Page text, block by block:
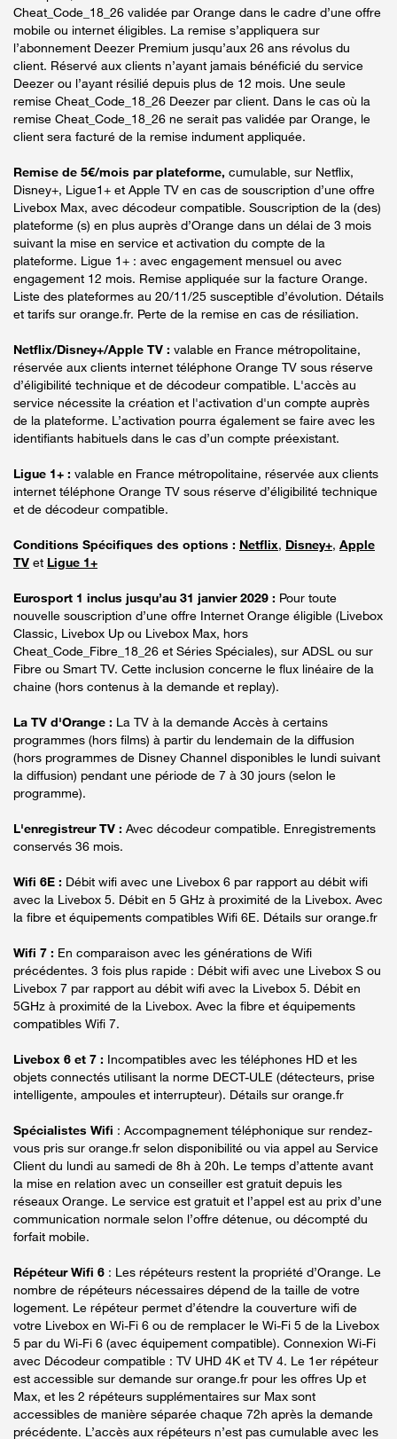
Cheat_Code_18_26 validée par Orange dans le cadre d’une offre
mobile ou internet éligibles. La remise s’appliquera sur
l’abonnement Deezer Premium jusqu’aux 26 ans révolus du
client. Réservé aux clients n’ayant jamais bénéficié du service
Deezer ou l’ayant résilié depuis plus de 12 mois. Une seule
remise Cheat_Code_18_26 Deezer par client. Dans le cas où la
remise Cheat_Code_18_26 ne serait pas validée par Orange, le
client sera facturé de la remise indument appliquée.
Remise de 5€/mois par plateforme, cumulable, sur Netflix,
Disney+, Ligue1+ et Apple TV en cas de souscription d’une offre
Livebox Max, avec décodeur compatible. Souscription de la (des)
plateforme (s) en plus auprès d’Orange dans un délai de 3 mois
suivant la mise en service et activation du compte de la
plateforme. Ligue 1+ : avec engagement mensuel ou avec
engagement 12 mois. Remise appliquée sur la facture Orange.
Liste des plateformes au 20/11/25 susceptible d’évolution. Détails
et tarifs sur orange.fr. Perte de la remise en cas de résiliation.
Netflix/Disney+/Apple TV : valable en France métropolitaine,
réservée aux clients internet téléphone Orange TV sous réserve
d’éligibilité technique et de décodeur compatible. L'accès au
service nécessite la création et l'activation d'un compte auprès
de la plateforme. L’activation pourra également se faire avec les
identifiants habituels dans le cas d’un compte préexistant.
Ligue 1+ : valable en France métropolitaine, réservée aux clients
internet téléphone Orange TV sous réserve d’éligibilité technique
et de décodeur compatible.
Conditions Spécifiques des options : Netflix, Disney+, Apple
TV et Ligue 1+
Eurosport 1 inclus jusqu’au 31 janvier 2029 : Pour toute
nouvelle souscription d’une offre Internet Orange éligible (Livebox
Classic, Livebox Up ou Livebox Max, hors
Cheat_Code_Fibre_18_26 et Séries Spéciales), sur ADSL ou sur
Fibre ou Smart TV. Cette inclusion concerne le flux linéaire de la
chaine (hors contenus à la demande et replay).
La TV d'Orange : La TV à la demande Accès à certains
programmes (hors films) à partir du lendemain de la diffusion
(hors programmes de Disney Channel disponibles le lundi suivant
la diffusion) pendant une période de 7 à 30 jours (selon le
programme).
L'enregistreur TV : Avec décodeur compatible. Enregistrements
conservés 36 mois.
Wifi 6E : Débit wifi avec une Livebox 6 par rapport au débit wifi
avec la Livebox 5. Débit en 5 GHz à proximité de la Livebox. Avec
la fibre et équipements compatibles Wifi 6E. Détails sur orange.fr
Wifi 7 : En comparaison avec les générations de Wifi
précédentes. 3 fois plus rapide : Débit wifi avec une Livebox S ou
Livebox 7 par rapport au débit wifi avec la Livebox 5. Débit en
5GHz à proximité de la Livebox. Avec la fibre et équipements
compatibles Wifi 7.
Livebox 6 et 7 : Incompatibles avec les téléphones HD et les
objets connectés utilisant la norme DECT-ULE (détecteurs, prise
intelligente, ampoules et interrupteur). Détails sur orange.fr
Spécialistes Wifi : Accompagnement téléphonique sur rendez-
vous pris sur orange.fr selon disponibilité ou via appel au Service
Client du lundi au samedi de 8h à 20h. Le temps d’attente avant
la mise en relation avec un conseiller est gratuit depuis les
réseaux Orange. Le service est gratuit et l’appel est au prix d’une
communication normale selon l’offre détenue, ou décompté du
forfait mobile.
Répéteur Wifi 6 : Les répéteurs restent la propriété d’Orange. Le
nombre de répéteurs nécessaires dépend de la taille de votre
logement. Le répéteur permet d’étendre la couverture wifi de
votre Livebox en Wi-Fi 6 ou de remplacer le Wi-Fi 5 de la Livebox
5 par du Wi-Fi 6 (avec équipement compatible). Connexion Wi-Fi
avec Décodeur compatible : TV UHD 4K et TV 4. Le 1er répéteur
est accessible sur demande sur orange.fr pour les offres Up et
Max, et les 2 répéteurs supplémentaires sur Max sont
accessibles de manière séparée chaque 72h après la demande
précédente. L’accès aux répéteurs n’est pas cumulable avec les